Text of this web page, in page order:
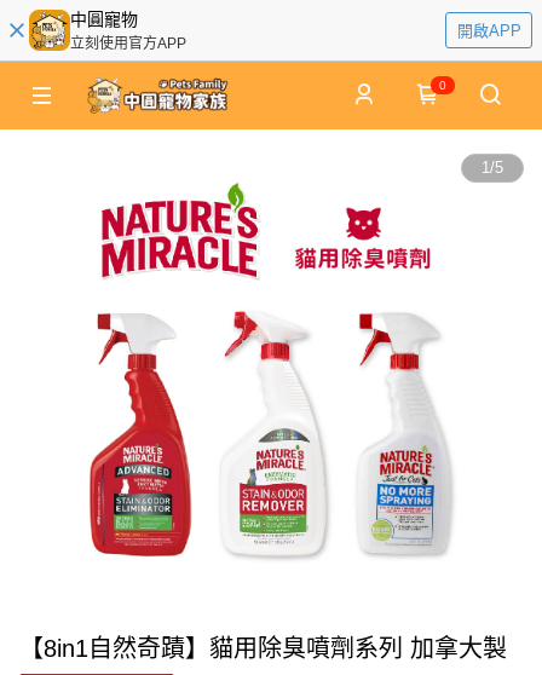
中圓寵物
立刻使用官方APP
開啟APP
0
1/5
【8in1自然奇蹟】貓用除臭噴劑系列 加拿大製